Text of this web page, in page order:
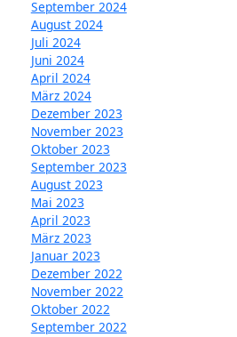
September 2024
August 2024
Juli 2024
Juni 2024
April 2024
März 2024
Dezember 2023
November 2023
Oktober 2023
September 2023
August 2023
Mai 2023
April 2023
März 2023
Januar 2023
Dezember 2022
November 2022
Oktober 2022
September 2022